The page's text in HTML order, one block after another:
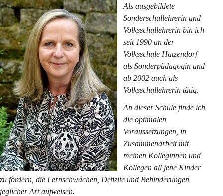
Als ausgebildete
Sonderschullehrerin und
Volksschullehrerin bin ich
seit 1990 an der
Volksschule Hatzendorf
als Sonderpädagogin und
ab 2002 auch als
Volksschullehrerin tätig.
An dieser Schule finde ich
die optimalen
Voraussetzungen, in
Zusammenarbeit mit
meinen Kolleginnen und
Kollegen all jene Kinder
zu fördern, die Lernschwächen, Defizite und Behinderungen
jeglicher Art aufweisen.